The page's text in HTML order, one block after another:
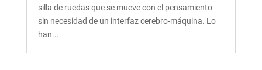
silla de ruedas que se mueve con el pensamiento
sin necesidad de un interfaz cerebro-máquina. Lo
han...